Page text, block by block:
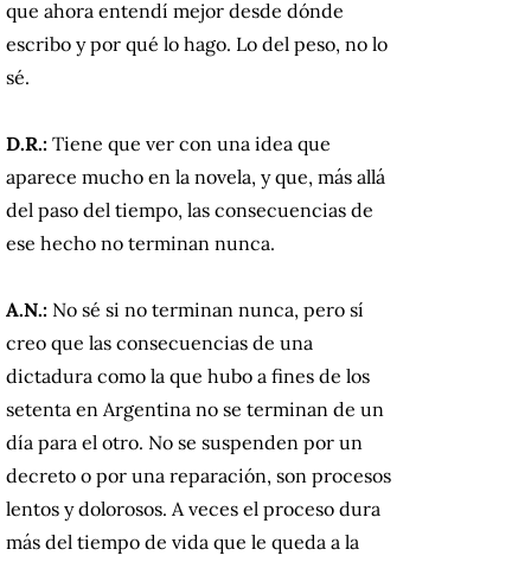
que ahora entendí mejor desde dónde
escribo y por qué lo hago. Lo del peso, no lo
sé.
D.R.: Tiene que ver con una idea que
aparece mucho en la novela, y que, más allá
del paso del tiempo, las consecuencias de
ese hecho no terminan nunca.
A.N.: No sé si no terminan nunca, pero sí
creo que las consecuencias de una
dictadura como la que hubo a fines de los
setenta en Argentina no se terminan de un
día para el otro. No se suspenden por un
decreto o por una reparación, son procesos
lentos y dolorosos. A veces el proceso dura
más del tiempo de vida que le queda a la